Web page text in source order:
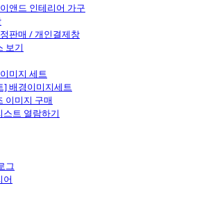
앤드 인테리어 가구
판매 / 개인결제창
보기
미지 세트
] 배경이미지세트
이미지 구매
트 열람하기
그
어